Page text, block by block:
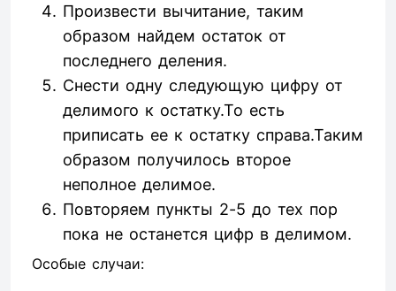
Произвести вычитание, таким
образом найдем остаток от
последнего деления.
Снести одну следующую цифру от
делимого к остатку.То есть
приписать ее к остатку справа.Таким
образом получилось второе
неполное делимое.
Повторяем пункты 2-5 до тех пор
пока не останется цифр в делимом.
Особые случаи: